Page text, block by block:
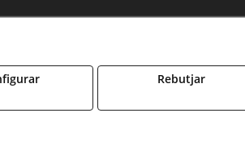
Rebutjar